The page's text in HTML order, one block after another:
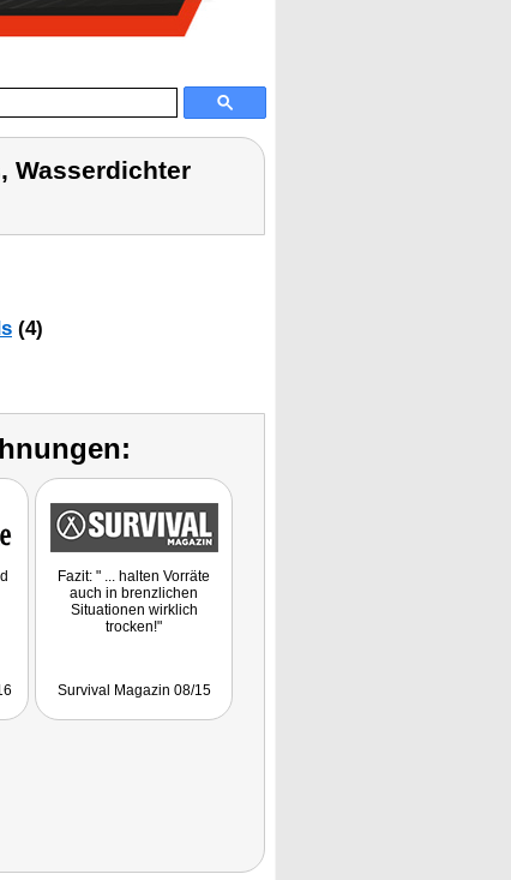
Wasserdichter
(4)
Fazit: " ... halten Vorräte
auch in brenzlichen
Situationen wirklich
trocken!"
Survival Magazin 08/15